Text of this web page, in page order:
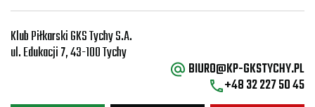
Klub Piłkarski GKS Tychy S.A.
ul. Edukacji 7, 43-100 Tychy
BIURO@KP-GKSTYCHY.PL
+48 32 227 50 45